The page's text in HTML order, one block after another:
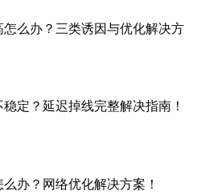
么办？三类诱因与优化解决方
定？延迟掉线完整解决指南！
办？网络优化解决方案！